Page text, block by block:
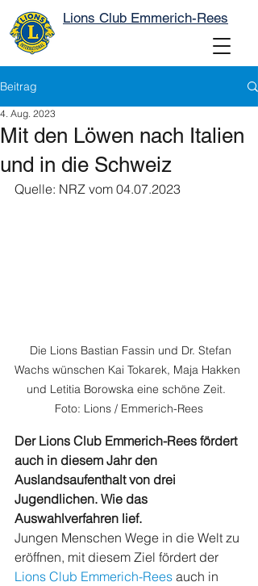
Lions Club Emmerich-Rees
Beitrag
Mit den Löwen nach Italien
und in die Schweiz
4. Aug. 2023
Quelle: NRZ vom 04.07.2023
Wachs wünschen Kai Tokarek, Maja Hakken
und Letitia Borowska eine schöne Zeit.
Foto: Lions / Emmerich-Rees
Der Lions Club Emmerich-Rees fördert
auch in diesem Jahr den
Auslandsaufenthalt von drei
Jugendlichen. Wie das
Auswahlverfahren lief.
Jungen Menschen Wege in die Welt zu
eröffnen, mit diesem Ziel fördert der
Lions Club Emmerich-Rees auch in